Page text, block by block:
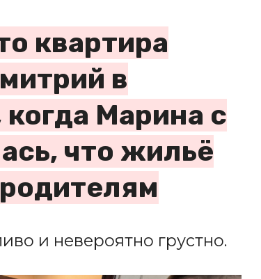
квартира
в
Марина с
что жильё
и невероятно грустно.